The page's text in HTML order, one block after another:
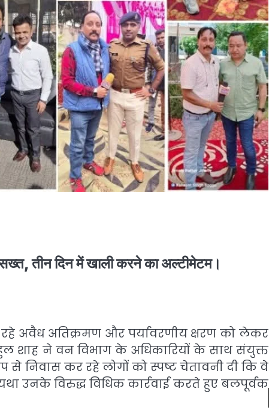
तीन दिन में खाली करने का अल्टीमेटम।
रहे अवैध अतिक्रमण और पर्यावरणीय क्षरण को लेकर
शाह ने वन विभाग के अधिकारियों के साथ संयुक्त
से निवास कर रहे लोगों को स्पष्ट चेतावनी दी कि वे
उनके विरुद्ध विधिक कार्रवाई करते हुए बलपूर्वक